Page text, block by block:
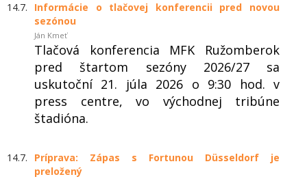
14.7.
Informácie o tlačovej konferencii pred novou
sezónou
Ján Kmeť
Tlačová konferencia MFK Ružomberok
pred štartom sezóny 2026/27 sa
uskutoční 21. júla 2026 o 9:30 hod. v
press centre, vo východnej tribúne
štadióna.
14.7.
Príprava: Zápas s Fortunou Düsseldorf je
preložený